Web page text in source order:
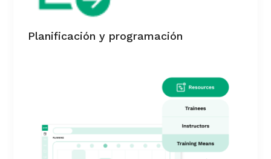
Planificación y programación